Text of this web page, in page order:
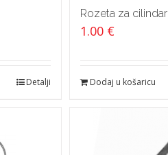
Detalji
Rozeta za cilindar
1.00 €
Dodaj u košaricu